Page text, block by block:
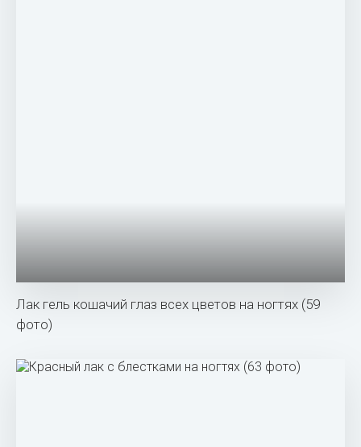
Лак гель кошачий глаз всех цветов на ногтях (59
фото)